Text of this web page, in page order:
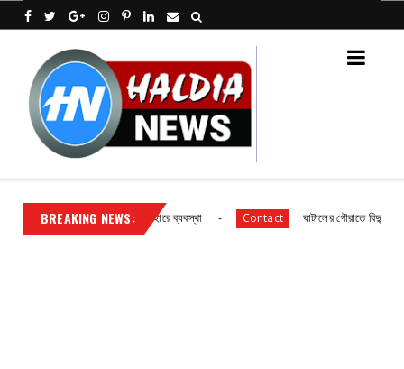
BREAKING NEWS:
বিদ্যালয় ছাত্র ছাত্রীদের আহারে ব্যবস্থা Contact ঘাটালের গৌরাতে বিদ্যুৎ